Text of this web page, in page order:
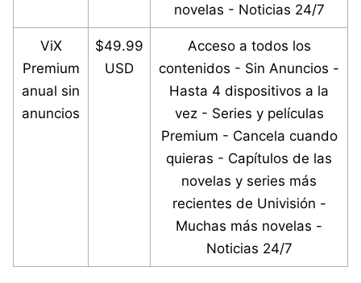
novelas - Noticias 24/7
ViX
Premium
anual sin
anuncios
$49.99
USD
Acceso a todos los
contenidos - Sin Anuncios -
Hasta 4 dispositivos a la
vez - Series y películas
Premium - Cancela cuando
quieras - Capítulos de las
novelas y series más
recientes de Univisión -
Muchas más novelas -
Noticias 24/7